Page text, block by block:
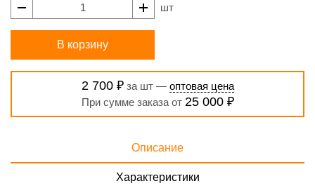
шт
В корзину
2 700 ₽за шт — оптовая цена
При сумме заказа от 25 000 ₽
Описание
Характеристики